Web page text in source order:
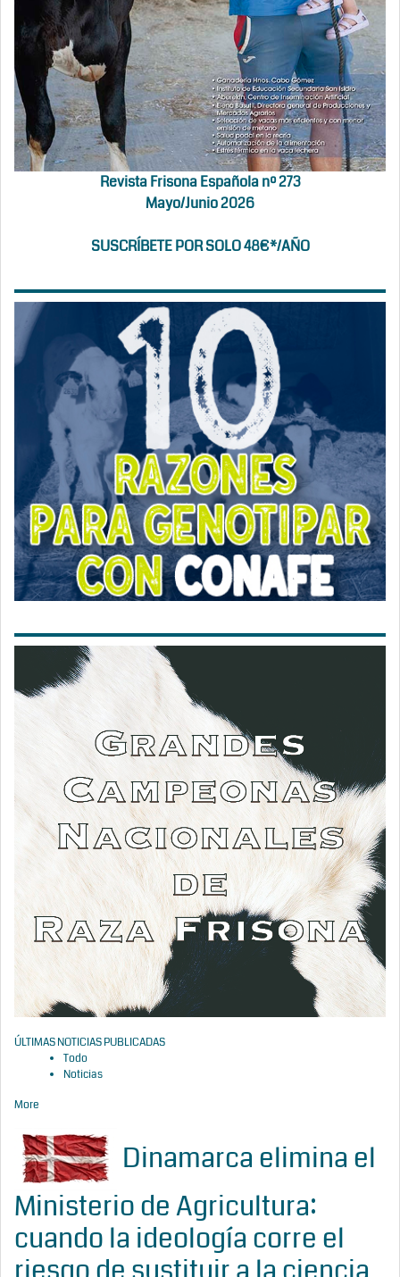
Revista Frisona Española nº 273
Mayo/Junio 2026
SUSCRÍBETE POR SOLO 48€*/AÑO
ÚLTIMAS NOTICIAS PUBLICADAS
Todo
Noticias
More
Dinamarca elimina el
Ministerio de Agricultura:
cuando la ideología corre el